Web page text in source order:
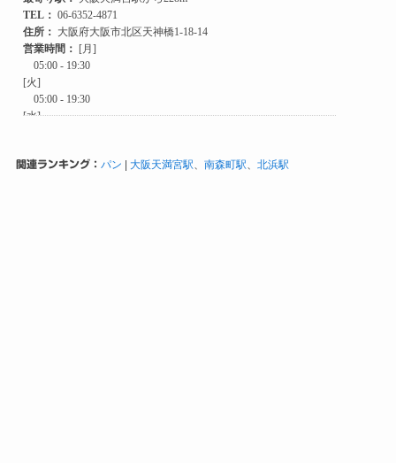
関連ランキング： パン 大阪天満宮駅、 南森町駅、 北浜駅